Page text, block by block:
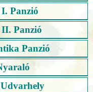
I. Panzió
II. Panzió
Panzió